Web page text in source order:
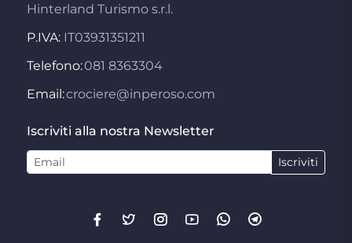
Hinterland Turismo s.r.l.
P.IVA: IT03931351211
Telefono:081 8363304
Email:crociere@inperoso.com
Iscriviti alla nostra Newsletter
Iscriviti